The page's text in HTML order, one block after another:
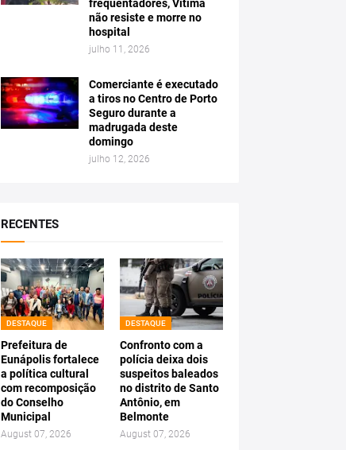
frequentadores, Vitima
não resiste e morre no
hospital
julho 11, 2026
Comerciante é executado
a tiros no Centro de Porto
Seguro durante a
madrugada deste
domingo
julho 12, 2026
RECENTES
DESTAQUE
Prefeitura de
Eunápolis fortalece
a política cultural
com recomposição
do Conselho
Municipal
August 07, 2026
DESTAQUE
Confronto com a
polícia deixa dois
suspeitos baleados
no distrito de Santo
Antônio, em
Belmonte
August 07, 2026